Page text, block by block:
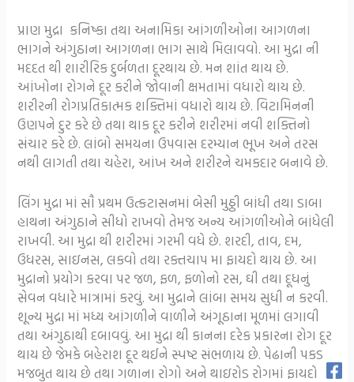
પ્રાણ મુદ્રા કનિષ્કા તથા અનામિકા આંગળીઓના આગળના
ભાગને અંગુઠાના આગળના ભાગ સાથે મિલાવવો. આ મુદ્રા ની
મદદત થી શારીરિક દુર્બળતા દૂરથાય છે. મન શાંત થાય છે.
આંખોના રોગને દૂર કરીને જોવાની ક્ષમતામાં વધારો થાય છે.
શરીરની રોગપ્રતિકાત્મક શક્તિમાં વધારો થાય છે. વિટામિનની
ઉણપને દુર કરે છે તથા થાક દૂર કરીને શરીરમાં નવી શક્તિનો
સંચાર કરે છે. લાંબો સમયના ઉપવાસ દરમ્યાન ભૂખ અને તરસ
નથી લાગતી તથા ચહેરા, આંખ અને શરીરને ચમકદાર બનાવે છે.
લિંગ મુદ્રા માં સૌ પ્રથમ ઉત્કટાસનમાં બેસી મુઠ્ઠી બાંધી તથા ડાબા
હાથના અંગુઠાને સીધો રાખવો તેમજ અન્ય આંગળીઓને બાંધેલી
રાખવી. આ મુદ્રા થી શરીરમાં ગરમી વધે છે. શરદી, તાવ, દમ,
ઉધરસ, સાઇનસ, લકવો તથા રક્તચાપ મા ફાયદો થાય છે. આ
મુદ્રાનો પ્રયોગ કરવા પર જળ, ફળ, ફળોનો રસ, ઘી તથા દૂધનું
સેવન વધારે માત્રામાં કરવું. આ મુદ્રાને લાંબા સમય સુધી ન કરવી.
શૂન્ય મુદ્રા માં મધ્ય આંગળીને વાળીને અંગૂઠાના મૂળમાં લગાવી
તથા અંગુઠાથી દબાવવું. આ મુદ્રા થી કાનના દરેક પ્રકારના રોગ દૂર
થાય છે જેમકે બહેરાશ દૂર થઈને સ્પષ્ટ સંભળાય છે. પેઢાની પકડ
મજબુત થાય છે તથા ગળાના રોગો અને થાઇરોડ રોગમાં ફાયદો